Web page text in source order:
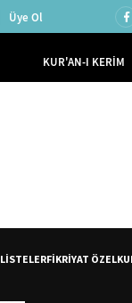
Üye Ol
KUR'AN-I KERİM
LİSTELERFİKRİYAT ÖZEL